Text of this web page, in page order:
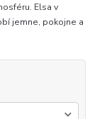
Elsa v
jemne, pokojne a